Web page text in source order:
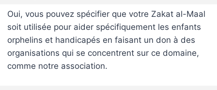
Oui, vous pouvez spécifier que votre Zakat al-Maal
soit utilisée pour aider spécifiquement les enfants
orphelins et handicapés en faisant un don à des
organisations qui se concentrent sur ce domaine,
comme notre association.